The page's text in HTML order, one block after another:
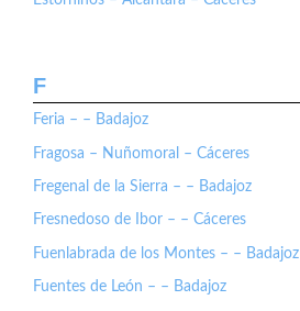
F
Feria – – Badajoz
Fragosa – Nuñomoral – Cáceres
Fregenal de la Sierra – – Badajoz
Fresnedoso de Ibor – – Cáceres
Fuenlabrada de los Montes – – Badajoz
Fuentes de León – – Badajoz